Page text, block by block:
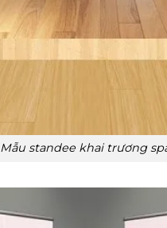
Mẫu standee khai trương